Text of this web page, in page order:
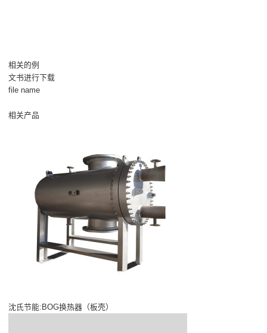
相关的例
文书进行下载
file name
相关产品
沈氏节能:BOG换热器（板壳）